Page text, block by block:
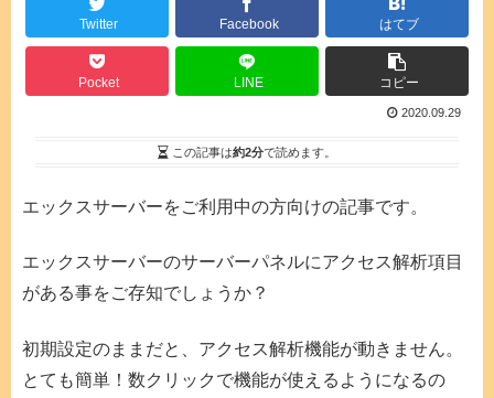
Twitter Facebook はてブ
Pocket LINE コピー
2020.09.29
この記事は約2分で読めます。
エックスサーバーをご利用中の方向けの記事です。
エックスサーバーのサーバーパネルにアクセス解析項目
がある事をご存知でしょうか？
初期設定のままだと、アクセス解析機能が動きません。
とても簡単！数クリックで機能が使えるようになるの